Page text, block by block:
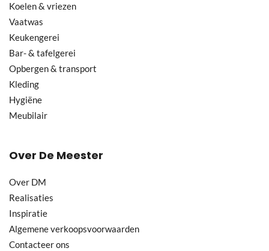
Koelen & vriezen
Vaatwas
Keukengerei
Bar- & tafelgerei
Opbergen & transport
Kleding
Hygiëne
Meubilair
Over De Meester
Over DM
Realisaties
Inspiratie
Algemene verkoopsvoorwaarden
Contacteer ons